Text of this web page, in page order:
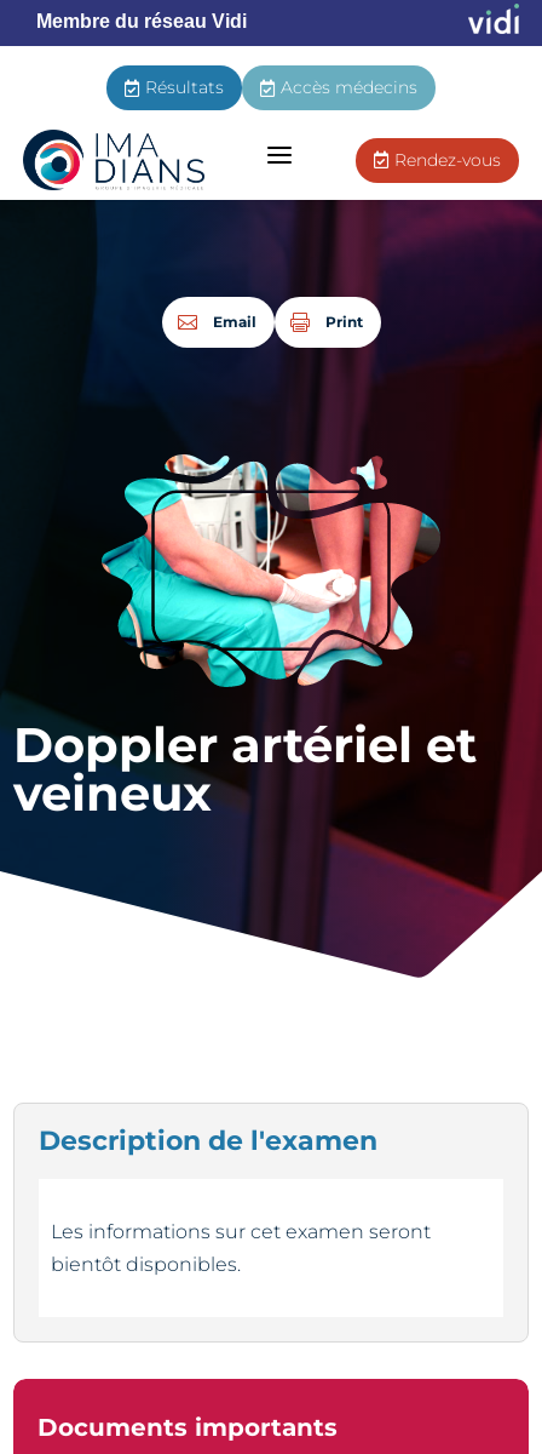
Membre du réseau Vidi
 Résultats  Accès médecins
a  Rendez-vous
Email Print
Doppler artériel et
veineux
Description de l'examen
Les informations sur cet examen seront
bientôt disponibles.
Documents importants